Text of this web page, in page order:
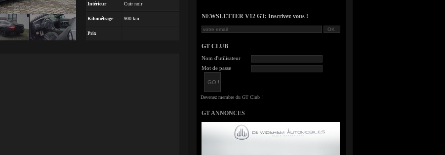
Intérieur Cuir noir
Kilométrage 900 km
Prix
NEWSLETTER V12 GT: Inscrivez-vous !
GT CLUB
Nom d'utilisateur
Mot de passe
GT ANNONCES